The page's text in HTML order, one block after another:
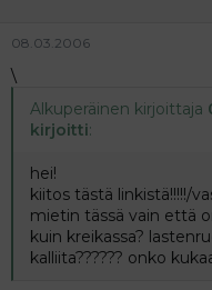
08.03.2006
\
Alkuperäinen kirjoittaja
kirjoitti:
hei!
kiitos tästä linkistä!!!!!/
mietin tässä vain että
kuin kreikassa?
kalliita?????? onko